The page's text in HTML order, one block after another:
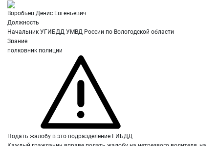
Воробьев Денис Евгеньевич
Должность
Начальник УГИБДД УМВД России по Вологодской области
Звание
полковник полиции
Подать жалобу в это подразделение ГИБДД